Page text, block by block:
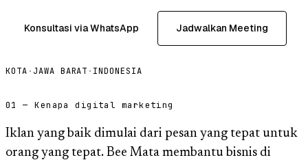
Konsultasi via WhatsApp Jadwalkan Meeting
KOTA · JAWA BARAT · INDONESIA
01 — Kenapa digital marketing
Iklan yang baik dimulai dari pesan yang tepat untuk
orang yang tepat. Bee Mata membantu bisnis di